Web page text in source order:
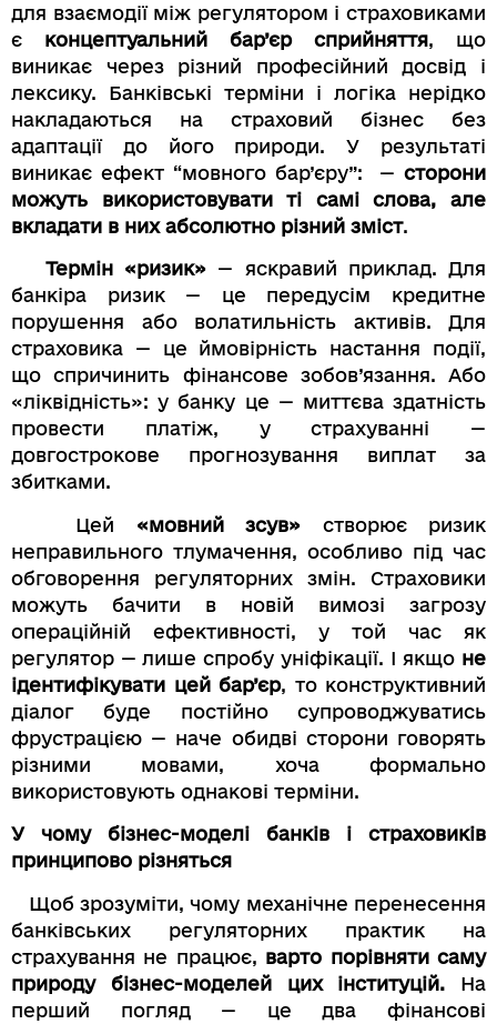
для взаємодії між регулятором і страховиками
є концептуальний бар’єр сприйняття, що
виникає через різний професійний досвід і
лексику. Банківські терміни і логіка нерідко
накладаються на страховий бізнес без
адаптації до його природи. У результаті
виникає ефект “мовного бар’єру”: — сторони
можуть використовувати ті самі слова, але
вкладати в них абсолютно різний зміст.
Термін «ризик» — яскравий приклад. Для
банкіра ризик — це передусім кредитне
порушення або волатильність активів. Для
страховика — це ймовірність настання події,
що спричинить фінансове зобов’язання. Або
«ліквідність»: у банку це — миттєва здатність
провести платіж, у страхуванні —
довгострокове прогнозування виплат за
збитками.
Цей «мовний зсув» створює ризик
неправильного тлумачення, особливо під час
обговорення регуляторних змін. Страховики
можуть бачити в новій вимозі загрозу
операційній ефективності, у той час як
регулятор — лише спробу уніфікації. І якщо не
ідентифікувати цей бар’єр, то конструктивний
діалог буде постійно супроводжуватись
фрустрацією — наче обидві сторони говорять
різними мовами, хоча формально
використовують однакові терміни.
У чому бізнес-моделі банків і страховиків
принципово різняться
Щоб зрозуміти, чому механічне перенесення
банківських регуляторних практик на
страхування не працює, варто порівняти саму
природу бізнес-моделей цих інституцій. На
перший погляд — це два фінансові